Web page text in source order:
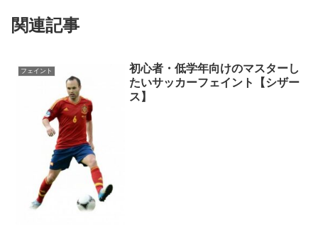
関連記事
フェイント
初心者・低学年向けのマスターし
たいサッカーフェイント【シザー
ス】